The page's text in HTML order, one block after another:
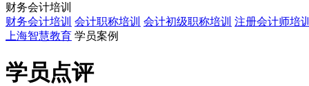
财务会计培训
财务会计培训 会计职称培训 会计初级职称培训 注册会计师培
上海智慧教育 学员案例
学员点评